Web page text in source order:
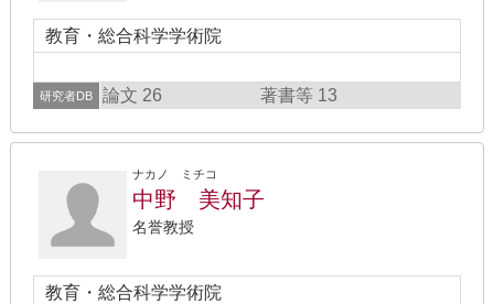
教育・総合科学学術院
研究者DB 論文 26 著書等 13
ナカノ ミチコ
中野 美知子
名誉教授
教育・総合科学学術院